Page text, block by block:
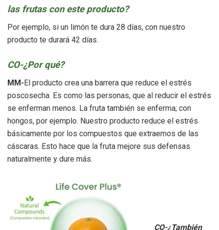
las frutas con este producto?
Por ejemplo, si un limón te dura 28 días, con nuestro
producto te durará 42 días.
CO-¿Por qué?
MM-El producto crea una barrera que reduce el estrés
poscosecha. Es como las personas, que al reducir el estrés
se enferman menos. La fruta también se enferma; con
hongos, por ejemplo. Nuestro producto reduce el estrés
básicamente por los compuestos que extraemos de las
cáscaras. Esto hace que la fruta mejore sus defensas
naturalmente y dure más.
CO-¿También